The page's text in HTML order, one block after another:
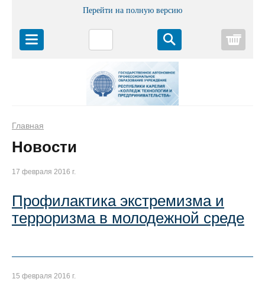
Перейти на полную версию
Главная
Новости
17 февраля 2016 г.
Профилактика экстремизма и
терроризма в молодежной среде
15 февраля 2016 г.